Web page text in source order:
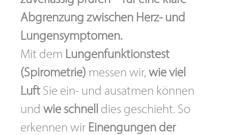
Abgrenzung zwischen Herz- und
Lungensymptomen.
Mit dem Lungenfunktionstest
(Spirometrie) messen wir,wie viel
Luft Sie ein- und ausatmen können
und wie schnell dies geschieht. So
erkennen wir Einengungen der